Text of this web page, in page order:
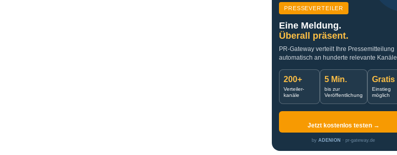
PRESSEVERTEILER
Eine Meldung.
Überall präsent.
PR-Gateway verteilt Ihre Pressemitteilung
automatisch an hunderte relevante Kanäle.
200+
Verteiler-
kanäle
5 Min.
bis zur
Veröffentlichung
Gratis
Einstieg
möglich
Jetzt kostenlos testen →
by ADENION · pr-gateway.de